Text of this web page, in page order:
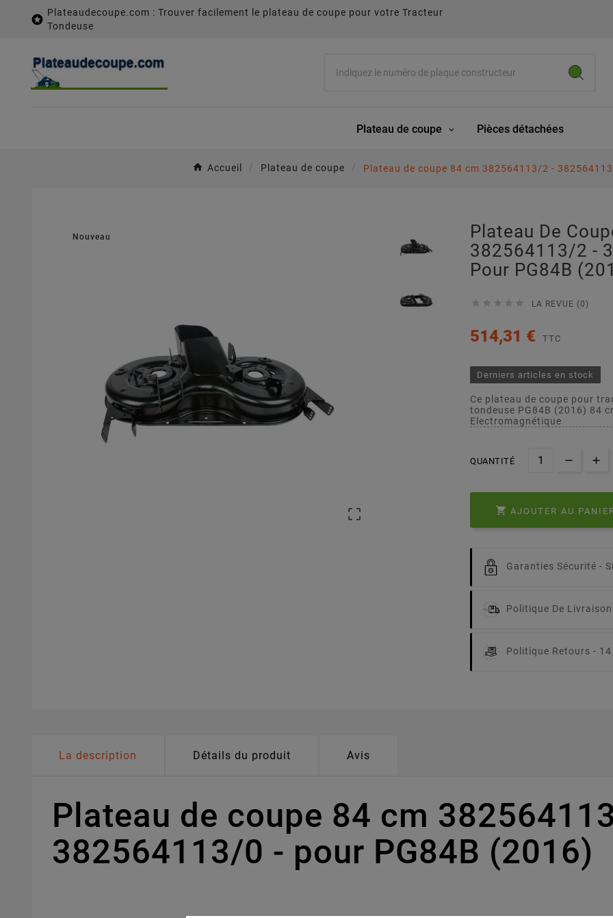

Plateaudecoupe.com : Trouver facilement le plateau de coupe pour votre Tracteur
Tondeuse
Plateau de coupe Pièces détachées
Accueil Plateau de coupe Plateau de coupe 84 cm 382564113/2 -
Nouveau

Plateau De
382564113/2 -
Pour PG84B
     LA REVUE (0)
514,31 € TTC
Derniers articles en stock
Ce plateau de coupe pour
tondeuse PG84B (2016) 84
Electromagnétique
QUANTITÉ
 AJOUTER AU
Garanties Sécurité -
Politique De Livraison
Politique Retours -
La description Détails du produit Avis
Plateau de coupe 84 cm
382564113/0 - pour PG84B (2016)